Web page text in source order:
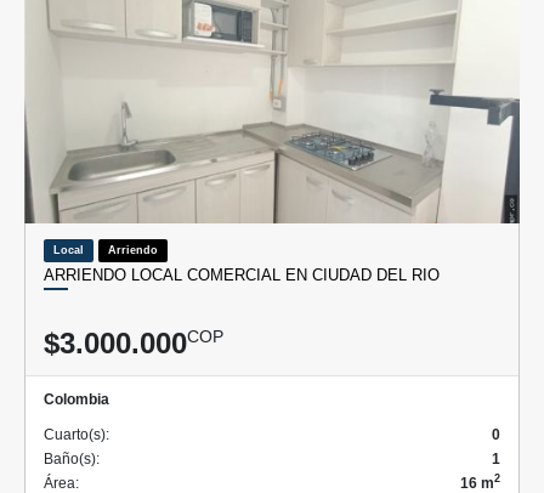
Local Arriendo
ARRIENDO LOCAL COMERCIAL EN CIUDAD DEL RIO
$3.000.000COP
Colombia
Cuarto(s):
0
Baño(s):
1
Área:
16 m2